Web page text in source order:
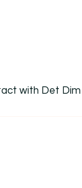
with Det Dim